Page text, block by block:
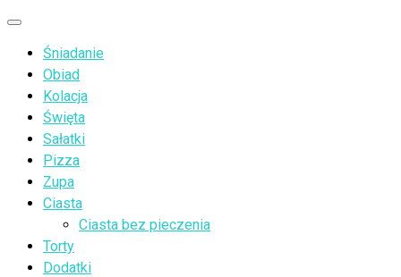
Przejdź
treści
Menu
Śniadanie
Obiad
Kolacja
Święta
Sałatki
Pizza
Zupa
Ciasta
Ciasta bez pieczenia
Torty
Dodatki